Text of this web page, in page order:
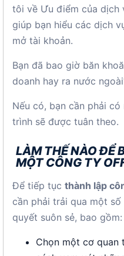
tôi về Ưu điểm của dịch
giúp bạn hiểu các dịch
mở tài khoản.
Bạn đã bao giờ băn
doanh hay ra nước
Nếu có, bạn cần phải
trình sẽ được tuân theo.
LÀM THẾ NÀO ĐỂ
MỘT CÔNG TY
Để tiếp tục thành lập
cần phải trải qua một
quyết suôn sẻ, bao gồm:
Chọn một cơ quan